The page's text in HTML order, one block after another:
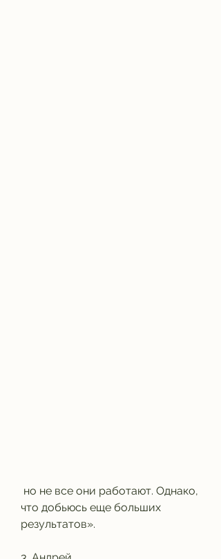
что добьюсь еще больших
результатов».